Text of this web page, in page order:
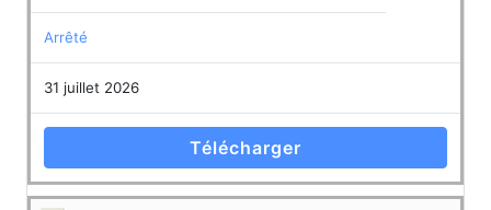
Arrêté
31 juillet 2026
Télécharger